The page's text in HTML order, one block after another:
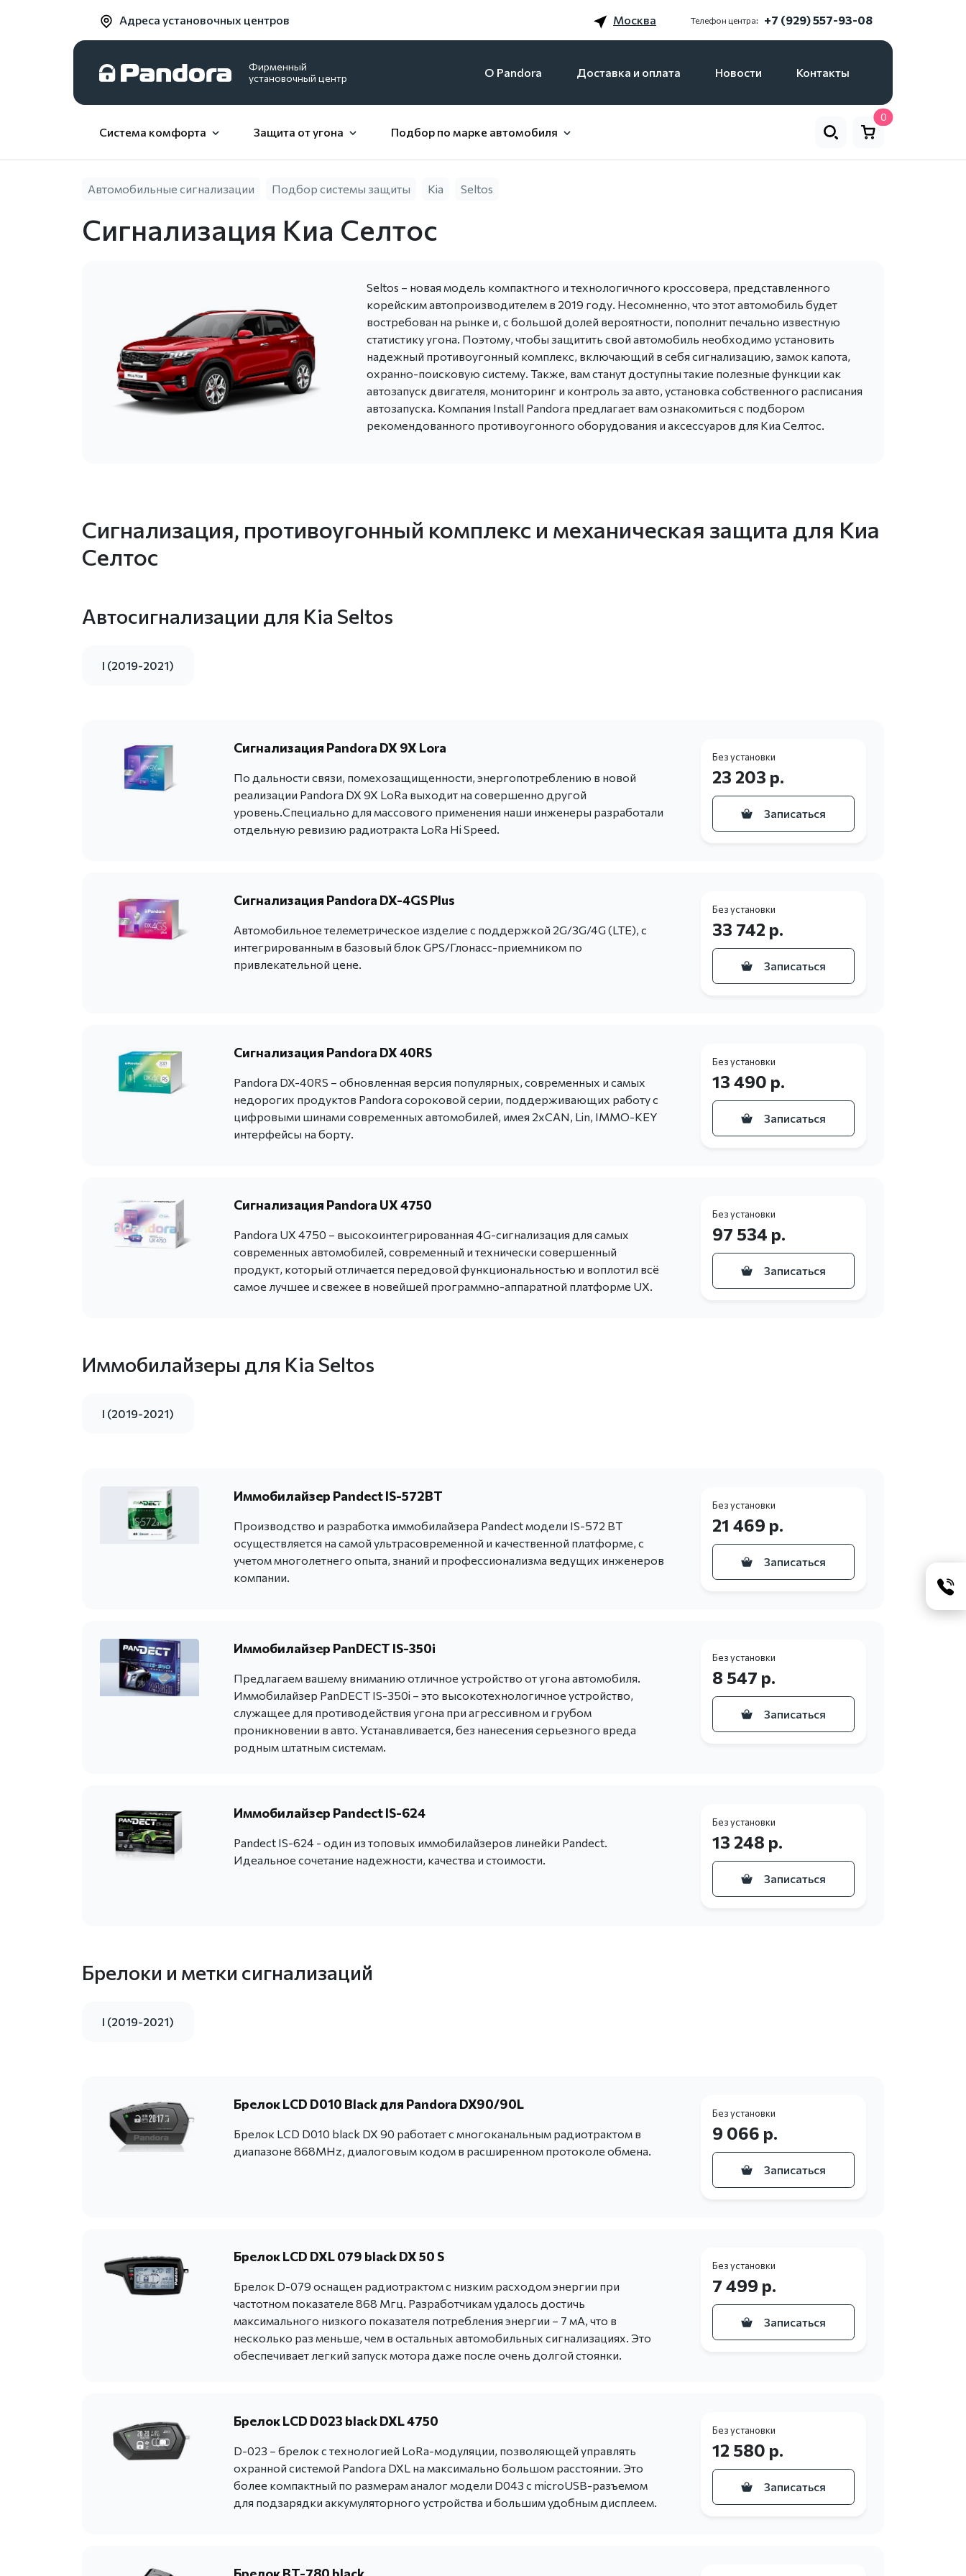
Адреса установочных центров Москва Телефон центра: +7 (929) 557-93-08
Фирменный
установочный центр
O Pandora Доставка и оплата Новости Контакты
Система комфорта Защита от угона Подбор по марке автомобиля
0
Автомобильные сигнализации Подбор системы защиты Kia Seltos
Сигнализация Киа Селтос
Seltos – новая модель компактного и технологичного кроссовера, представленного
корейским автопроизводителем в 2019 году. Несомненно, что этот автомобиль будет
востребован на рынке и, с большой долей вероятности, пополнит печально известную
статистику угона. Поэтому, чтобы защитить свой автомобиль необходимо установить
надежный противоугонный комплекс, включающий в себя сигнализацию, замок капота,
охранно-поисковую систему. Также, вам станут доступны такие полезные функции как
автозапуск двигателя, мониторинг и контроль за авто, установка собственного расписания
автозапуска. Компания Install Pandora предлагает вам ознакомиться с подбором
рекомендованного противоугонного оборудования и аксессуаров для Киа Селтос.
Сигнализация, противоугонный комплекс и механическая защита для Киа
Селтос
Автосигнализации для Kia Seltos
I (2019-2021)
Сигнализация Pandora DX 9X Lora
По дальности связи, помехозащищенности, энергопотреблению в новой
реализации Pandora DX 9X LoRa выходит на совершенно другой
уровень.Специально для массового применения наши инженеры разработали
отдельную ревизию радиотракта LoRa Hi Speed.
Без установки
23 203 р.
Записаться
Сигнализация Pandora DX-4GS Plus
Автомобильное телеметрическое изделие с поддержкой 2G/3G/4G (LTE), с
интегрированным в базовый блок GPS/Глонасс-приемником по
привлекательной цене.
Без установки
33 742 р.
Записаться
Сигнализация Pandora DX 40RS
Pandora DX-40RS – обновленная версия популярных, современных и самых
недорогих продуктов Pandora сороковой серии, поддерживающих работу с
цифровыми шинами современных автомобилей, имея 2хCAN, Lin, IMMO-KEY
интерфейсы на борту.
Без установки
13 490 р.
Записаться
Сигнализация Pandora UX 4750
Pandora UX 4750 – высокоинтегрированная 4G-сигнализация для самых
современных автомобилей, современный и технически совершенный
продукт, который отличается передовой функциональностью и воплотил всё
самое лучшее и свежее в новейшей программно-аппаратной платформе UX.
Без установки
97 534 р.
Записаться
Иммобилайзеры для Kia Seltos
I (2019-2021)
Иммобилайзер Pandect IS-572BT
Производство и разработка иммобилайзера Pandect модели IS-572 BT
осуществляется на самой ультрасовременной и качественной платформе, с
учетом многолетнего опыта, знаний и профессионализма ведущих инженеров
компании.
Без установки
21 469 р.
Записаться
Иммобилайзер PanDECT IS-350i
Предлагаем вашему вниманию отличное устройство от угона автомобиля.
Иммобилайзер PanDECT IS-350i – это высокотехнологичное устройство,
служащее для противодействия угона при агрессивном и грубом
проникновении в авто. Устанавливается, без нанесения серьезного вреда
родным штатным системам.
Без установки
8 547 р.
Записаться
Иммобилайзер Pandect IS-624
Pandect IS-624 - один из топовых иммобилайзеров линейки Pandect.
Идеальное сочетание надежности, качества и стоимости.
Без установки
13 248 р.
Записаться
Брелоки и метки сигнализаций
I (2019-2021)
Брелок LCD D010 Black для Pandora DX90/90L
Брелок LCD D010 black DX 90 работает c многоканальным радиотрактом в
диапазоне 868MHz, диалоговым кодом в расширенном протоколе обмена.
Без установки
9 066 р.
Записаться
Брелок LCD DXL 079 black DX 50 S
Брелок D-079 оснащен радиотрактом с низким расходом энергии при
частотном показателе 868 Мгц. Разработчикам удалось достичь
максимального низкого показателя потребления энергии – 7 мА, что в
несколько раз меньше, чем в остальных автомобильных сигнализациях. Это
обеспечивает легкий запуск мотора даже после очень долгой стоянки.
Без установки
7 499 р.
Записаться
Брелок LCD D023 black DXL 4750
D-023 – брелок с технологией LoRa-модуляции, позволяющей управлять
охранной системой Pandora DXL на максимально большом расстоянии. Это
более компактный по размерам аналог модели D043 с microUSB-разъемом
для подзарядки аккумуляторного устройства и большим удобным дисплеем.
Без установки
12 580 р.
Записаться